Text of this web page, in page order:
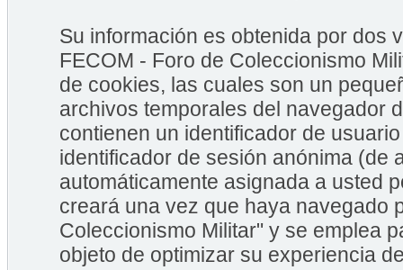
Su información es obtenida por dos
FECOM - Foro de Coleccionismo
de cookies, las cuales son un
archivos temporales del navegador
contienen un identificador de
identificador de sesión anónima (de
automáticamente asignada a usted
creará una vez que haya navegado
Coleccionismo Militar" y se emplea
objeto de optimizar su experiencia